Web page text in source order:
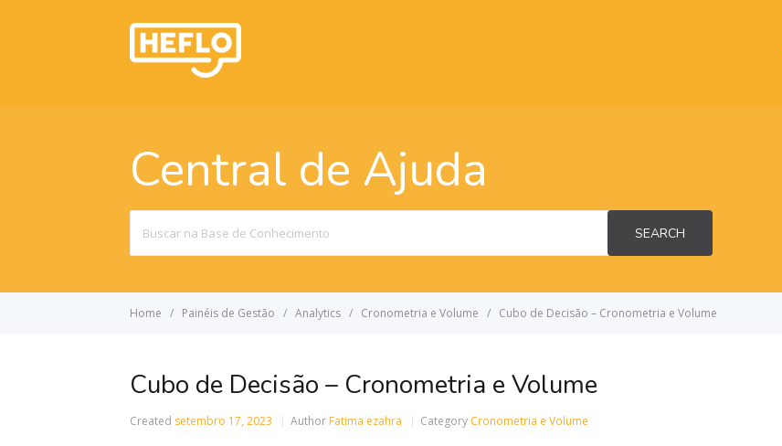
Central de Ajuda
For
SEARCH
Home Painéis de Gestão Analytics Cronometria e Volume Cubo de Decisão – Cronometria e Volume
Cubo de Decisão – Cronometria e Volume
Created setembro 17, 2023 Author Fatima ezahra Category Cronometria e Volume